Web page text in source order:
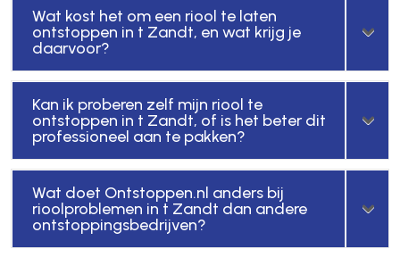
Wat kost het om een riool te laten
ontstoppen in t Zandt, en wat krijg je
daarvoor?
Kan ik proberen zelf mijn riool te
ontstoppen in t Zandt, of is het beter dit
professioneel aan te pakken?
Wat doet Ontstoppen.nl anders bij
rioolproblemen in t Zandt dan andere
ontstoppingsbedrijven?